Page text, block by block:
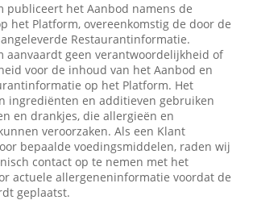
publiceert het Aanbod namens de
het Platform, overeenkomstig de door de
Restaurantinformatie.
aanvaardt geen verantwoordelijkheid of
voor de inhoud van het Aanbod en
op het Platform. Het
ingrediënten en additieven gebruiken
en drankjes, die allergieën en
veroorzaken. Als een Klant
bepaalde voedingsmiddelen, raden wij
contact op te nemen met het
actuele allergeneninformatie voordat de
geplaatst.